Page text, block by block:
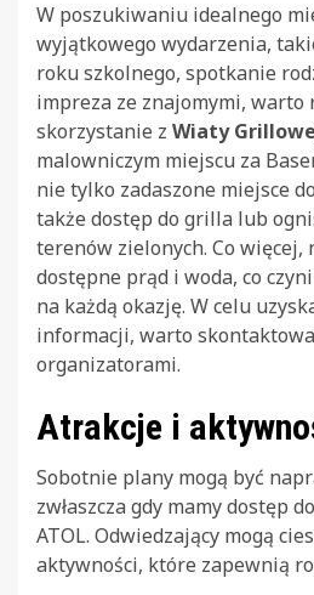
W poszukiwaniu idealnego
wyjątkowego wydarzenia,
roku szkolnego, spotkanie
impreza ze znajomymi, warto
skorzystanie z Wiaty
malowniczym miejscu za
nie tylko zadaszone miejsce
także dostęp do grilla lub
terenów zielonych. Co więcej,
dostępne prąd i woda, co
na każdą okazję. W celu
informacji, warto
organizatorami.
Atrakcje i
Sobotnie plany mogą być
zwłaszcza gdy mamy dostęp
ATOL. Odwiedzający mogą
aktywności, które zapewnią